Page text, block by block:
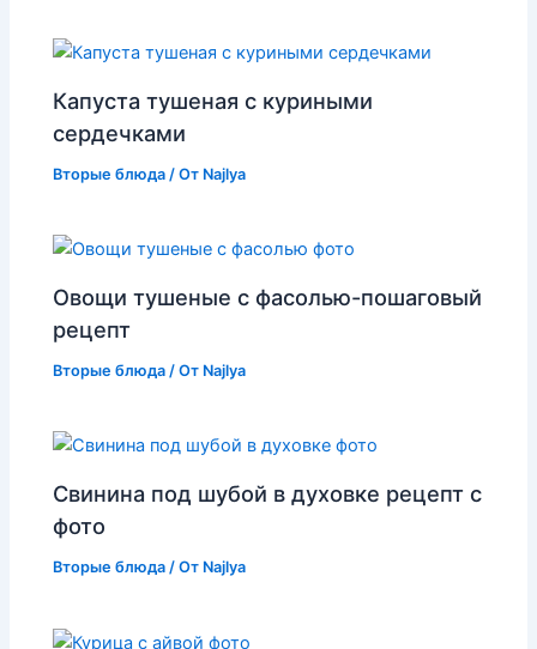
Капуста тушеная с куриными
сердечками
Вторые блюда / От Najlya
Овощи тушеные с фасолью-пошаговый
рецепт
Вторые блюда / От Najlya
Свинина под шубой в духовке рецепт с
фото
Вторые блюда / От Najlya